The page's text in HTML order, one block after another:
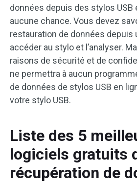
données depuis des stylos USB
aucune chance. Vous devez
restauration de données depuis
accéder au stylo et l’analyser.
raisons de sécurité et de
ne permettra à aucun
de données de stylos USB en
votre stylo USB.
Liste des 5
logiciels gratuits
récupération de